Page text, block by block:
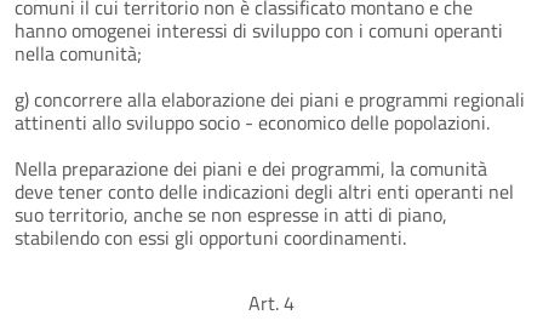
comuni il cui territorio non è classificato montano e che
hanno omogenei interessi di sviluppo con i comuni operanti
nella comunità;
g) concorrere alla elaborazione dei piani e programmi regionali
attinenti allo sviluppo socio - economico delle popolazioni.
Nella preparazione dei piani e dei programmi, la comunità
deve tener conto delle indicazioni degli altri enti operanti nel
suo territorio, anche se non espresse in atti di piano,
stabilendo con essi gli opportuni coordinamenti.
Art. 4